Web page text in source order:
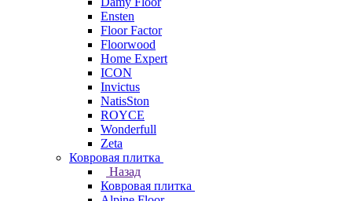
Ensten
Floor Factor
Floorwood
Home Expert
ICON
Invictus
NatisSton
ROYCE
Wonderfull
Zeta
Ковровая плитка
Назад
Ковровая плитка